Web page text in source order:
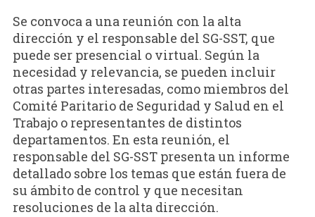
Se convoca a una reunión con la alta
dirección y el responsable del SG-SST, que
puede ser presencial o virtual. Según la
necesidad y relevancia, se pueden incluir
otras partes interesadas, como miembros del
Comité Paritario de Seguridad y Salud en el
Trabajo o representantes de distintos
departamentos. En esta reunión, el
responsable del SG-SST presenta un informe
detallado sobre los temas que están fuera de
su ámbito de control y que necesitan
resoluciones de la alta dirección.